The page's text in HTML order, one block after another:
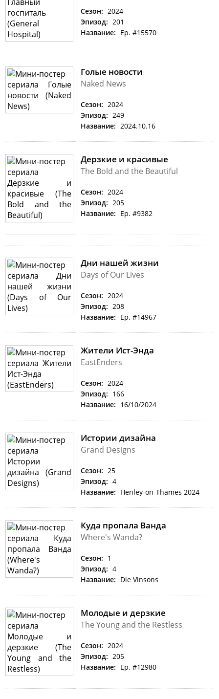
Сезон: 2024
Эпизод: 201
Название: Ep. #15570
Голые новости
Naked News
Сезон: 2024
Эпизод: 249
Название: 2024.10.16
Дерзкие и красивые
The Bold and the Beautiful
Сезон: 2024
Эпизод: 205
Название: Ep. #9382
Дни нашей жизни
Days of Our Lives
Сезон: 2024
Эпизод: 208
Название: Ep. #14967
Жители Ист-Энда
EastEnders
Сезон: 2024
Эпизод: 166
Название: 16/10/2024
Истории дизайна
Grand Designs
Сезон: 25
Эпизод: 4
Название: Henley-on-Thames 2024
Куда пропала Ванда
Where's Wanda?
Сезон: 1
Эпизод: 4
Название: Die Vinsons
Молодые и дерзкие
The Young and the Restless
Сезон: 2024
Эпизод: 205
Название: Ep. #12980